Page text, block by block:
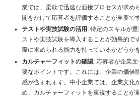
業では、柔軟で迅速な面接プロセスが求め
間をかけて応募者を評価することが重要です
テストや実技試験の活用 : 特定のスキルが
ストや実技試験を導入することが効果的で
際に求められる能力を持っているかどうか
カルチャーフィットの確認: 応募者が企業
要なポイントです。これには、企業の価値
感が含まれます。中小企業では、企業文化
め、カルチャーフィットを重視することが